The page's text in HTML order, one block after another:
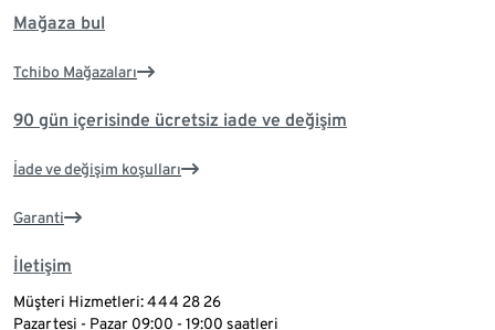
Mağaza bul
Tchibo Mağazaları
90 gün içerisinde ücretsiz iade ve değişim
İade ve değişim koşulları
Garanti
İletişim
Müşteri Hizmetleri: 444 28 26
Pazartesi - Pazar 09:00 - 19:00 saatleri